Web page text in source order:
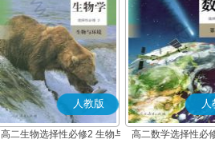
人教版
高二生物选择性必修2 生物与
人
高二数学选择性必